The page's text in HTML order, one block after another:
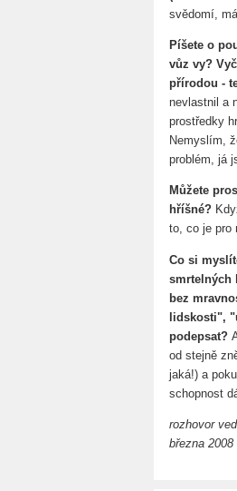
svědomí,
Píšete o
vůz vy?
přírodou -
nevlastnil a
prostředky
Nemyslím,
problém, já
Můžete
hříšné?
to, co je pro
Co si
smrtelných
bez
lidskosti",
podepsat?
od stejně
jaká!) a
schopnost
rozhovor
března 2008